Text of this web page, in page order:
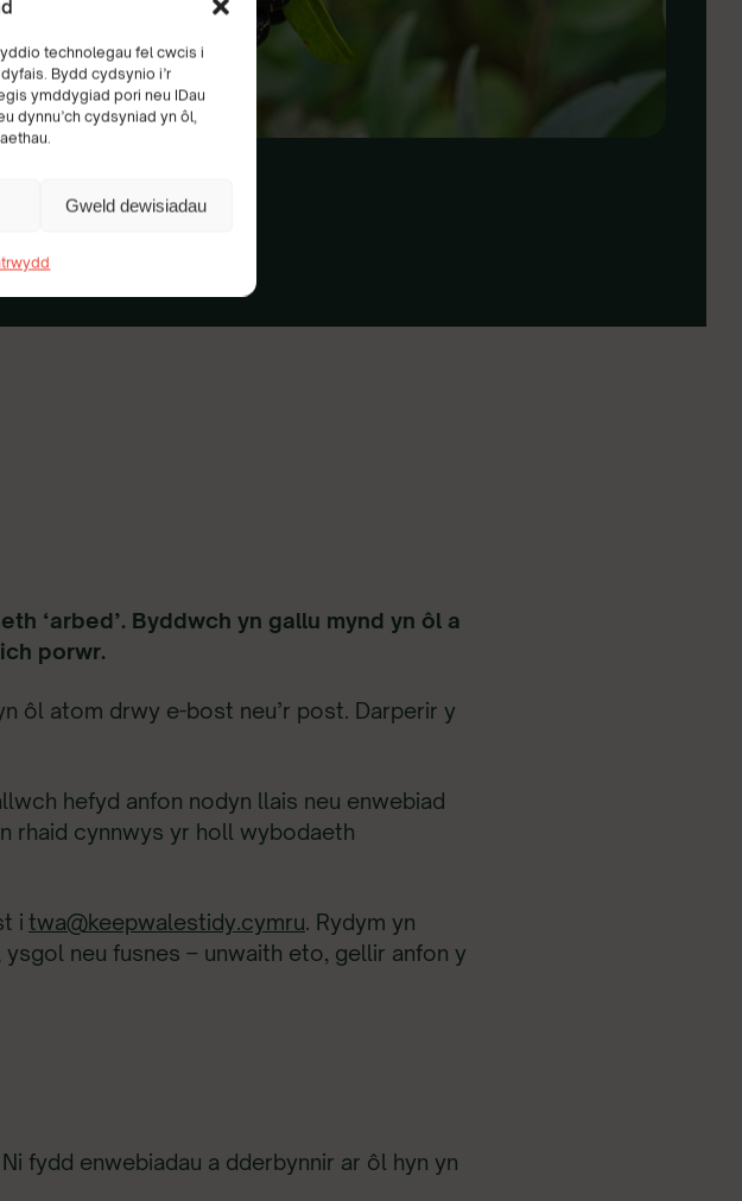
technolegau fel cwcis i
Bydd cydsynio i’r
ymddygiad pori neu IDau
dynnu’ch cydsyniad yn ôl,
Gweld dewisiadau
‘arbed’. Byddwch yn gallu mynd yn ôl a
porwr.
ôl atom drwy e-bost neu’r post. Darperir y
hefyd anfon nodyn llais neu enwebiad
rhaid cynnwys yr holl wybodaeth
i twa@keepwalestidy.cymru. Rydym yn
neu fusnes – unwaith eto, gellir anfon y
fydd enwebiadau a dderbynnir ar ôl hyn yn